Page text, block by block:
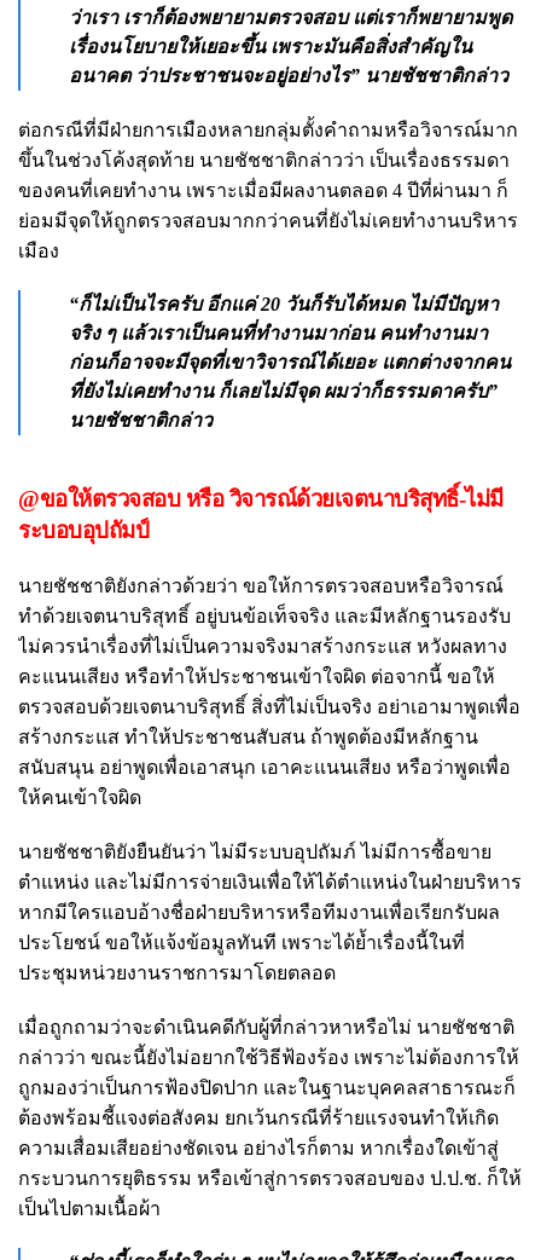
ว่าเรา เราก็ต้องพยายามตรวจสอบ แต่เราก็พยายามพูด
เรื่องนโยบายให้เยอะขึ้น เพราะมันคือสิ่งสำคัญใน
อนาคต ว่าประชาชนจะอยู่อย่างไร” นายชัชชาติกล่าว
ต่อกรณีที่มีฝ่ายการเมืองหลายกลุ่มตั้งคำถามหรือวิจารณ์มาก
ขึ้นในช่วงโค้งสุดท้าย นายชัชชาติกล่าวว่า เป็นเรื่องธรรมดา
ของคนที่เคยทำงาน เพราะเมื่อมีผลงานตลอด 4 ปีที่ผ่านมา ก็
ย่อมมีจุดให้ถูกตรวจสอบมากกว่าคนที่ยังไม่เคยทำงานบริหาร
เมือง
“ก็ไม่เป็นไรครับ อีกแค่ 20 วันก็รับได้หมด ไม่มีปัญหา
จริง ๆ แล้วเราเป็นคนที่ทำงานมาก่อน คนทำงานมา
ก่อนก็อาจจะมีจุดที่เขาวิจารณ์ได้เยอะ แตกต่างจากคน
ที่ยังไม่เคยทำงาน ก็เลยไม่มีจุด ผมว่าก็ธรรมดาครับ”
นายชัชชาติกล่าว
@ขอให้ตรวจสอบ หรือ วิจารณ์ด้วยเจตนาบริสุทธิ์-ไม่มี
ระบอบอุปถัมป์
นายชัชชาติยังกล่าวด้วยว่า ขอให้การตรวจสอบหรือวิจารณ์
ทำด้วยเจตนาบริสุทธิ์ อยู่บนข้อเท็จจริง และมีหลักฐานรองรับ
ไม่ควรนำเรื่องที่ไม่เป็นความจริงมาสร้างกระแส หวังผลทาง
คะแนนเสียง หรือทำให้ประชาชนเข้าใจผิด ต่อจากนี้ ขอให้
ตรวจสอบด้วยเจตนาบริสุทธิ์ สิ่งที่ไม่เป็นจริง อย่าเอามาพูดเพื่อ
สร้างกระแส ทำให้ประชาชนสับสน ถ้าพูดต้องมีหลักฐาน
สนับสนุน อย่าพูดเพื่อเอาสนุก เอาคะแนนเสียง หรือว่าพูดเพื่อ
ให้คนเข้าใจผิด
นายชัชชาติยังยืนยันว่า ไม่มีระบบอุปถัมภ์ ไม่มีการซื้อขาย
ตำแหน่ง และไม่มีการจ่ายเงินเพื่อให้ได้ตำแหน่งในฝ่ายบริหาร
หากมีใครแอบอ้างชื่อฝ่ายบริหารหรือทีมงานเพื่อเรียกรับผล
ประโยชน์ ขอให้แจ้งข้อมูลทันที เพราะได้ย้ำเรื่องนี้ในที่
ประชุมหน่วยงานราชการมาโดยตลอด
เมื่อถูกถามว่าจะดำเนินคดีกับผู้ที่กล่าวหาหรือไม่ นายชัชชาติ
กล่าวว่า ขณะนี้ยังไม่อยากใช้วิธีฟ้องร้อง เพราะไม่ต้องการให้
ถูกมองว่าเป็นการฟ้องปิดปาก และในฐานะบุคคลสาธารณะก็
ต้องพร้อมชี้แจงต่อสังคม ยกเว้นกรณีที่ร้ายแรงจนทำให้เกิด
ความเสื่อมเสียอย่างชัดเจน อย่างไรก็ตาม หากเรื่องใดเข้าสู่
กระบวนการยุติธรรม หรือเข้าสู่การตรวจสอบของ ป.ป.ช. ก็ให้
เป็นไปตามเนื้อผ้า